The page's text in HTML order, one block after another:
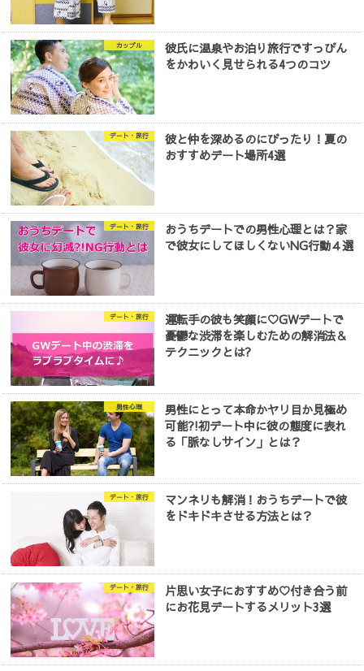
カップル
彼氏に温泉やお泊り旅行ですっぴん
をかわいく見せられる4つのコツ
デート・旅行
彼と仲を深めるのにぴったり！夏の
おすすめデート場所4選
デート・旅行
おうちデートでの男性心理とは？家
で彼女にしてほしくないNG行動４選
デート・旅行
運転手の彼も笑顔に♡GWデートで
憂鬱な渋滞を楽しむための解消法＆
テクニックとは?
男性心理
男性にとって本命かヤリ目か見極め
可能?!初デート中に彼の態度に表れ
る「脈なしサイン」とは？
デート・旅行
マンネリも解消！おうちデートで彼
をドキドキさせる方法とは？
デート・旅行
片思い女子におすすめ♡付き合う前
にお花見デートするメリット3選